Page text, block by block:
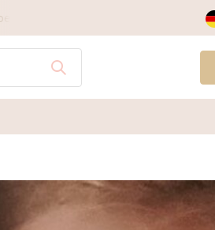
Service